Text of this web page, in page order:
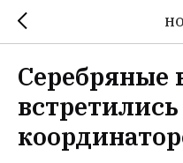
Серебряные
встретились